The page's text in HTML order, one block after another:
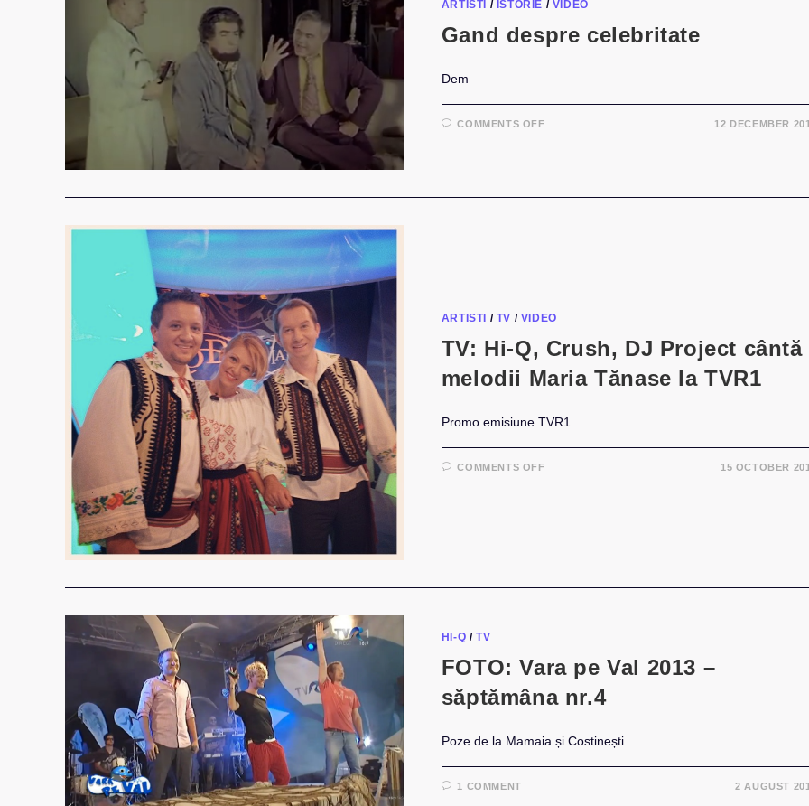
ARTISTI / ISTORIE / VIDEO
Gand despre celebritate
Dem
COMMENTS OFFON
12 DECEMBER
ARTISTI / TV / VIDEO
TV: Hi-Q, Crush, DJ Project cântă
melodii Maria Tănase la TVR1
Promo emisiune TVR1
COMMENTS OFFON
15 OCTOBER
HI-Q /TV
FOTO: Vara pe Val 2013 –
săptămâna nr.4
Poze de la Mamaia și Costinești
1 COMMENT 2 AUGUST